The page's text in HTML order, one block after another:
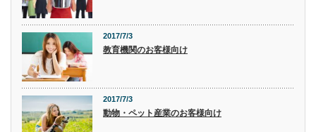
2017/7/3
教育機関のお客様向け
2017/7/3
動物・ペット産業のお客様向け